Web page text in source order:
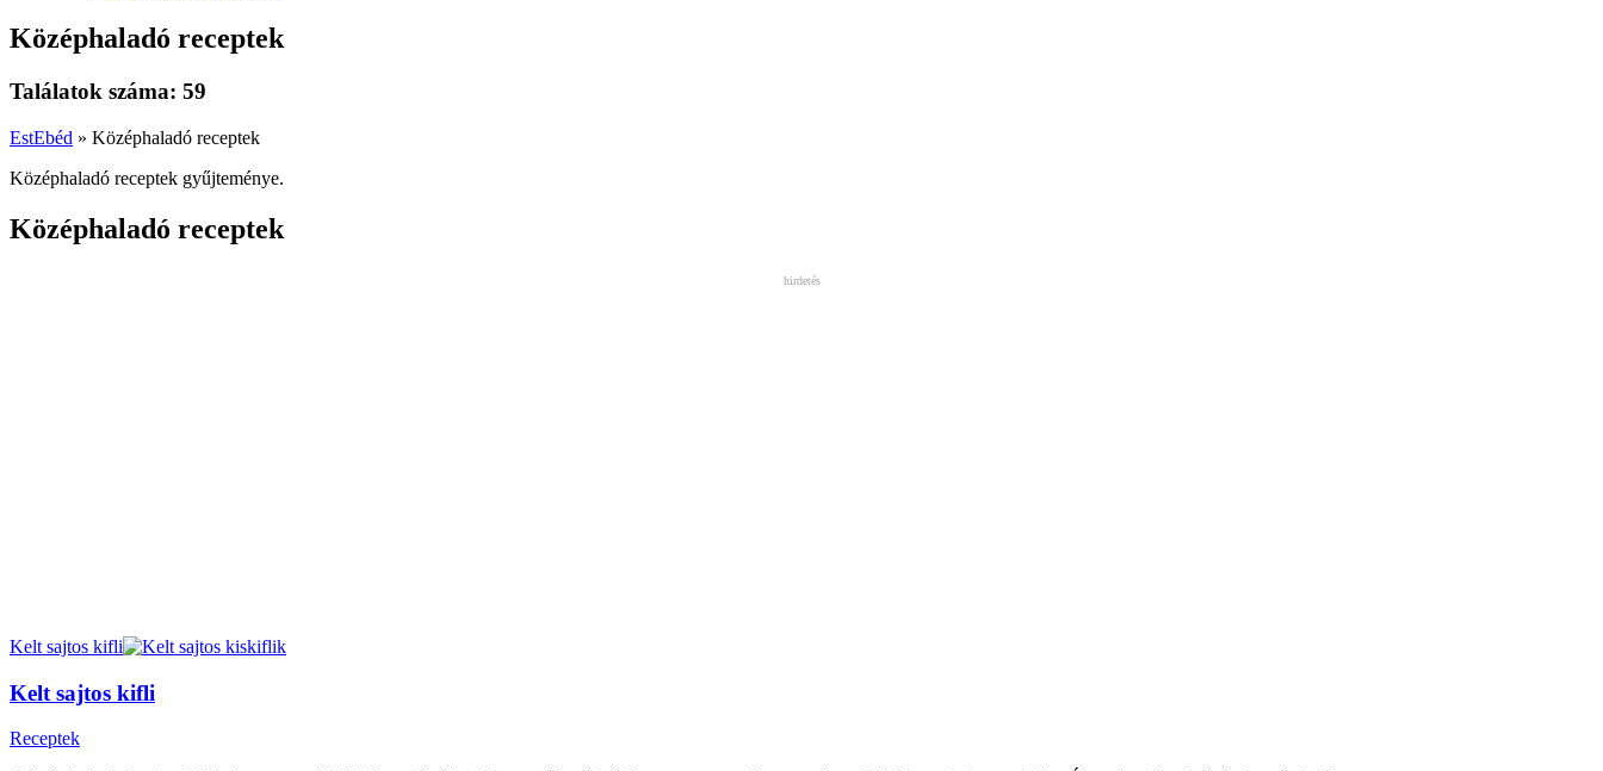
Középhaladó receptek
Találatok száma: 59
EstEbéd » Középhaladó receptek
Középhaladó receptek gyűjteménye.
Középhaladó receptek
hirdetés
Kelt sajtos kifli
Kelt sajtos kifli
Receptek